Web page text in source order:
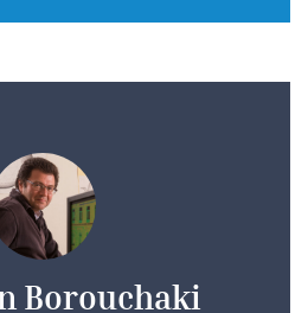
Borouchaki